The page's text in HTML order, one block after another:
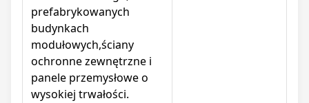
prefabrykowanych
budynkach
modułowych,ściany
ochronne zewnętrzne i
panele przemysłowe o
wysokiej trwałości.